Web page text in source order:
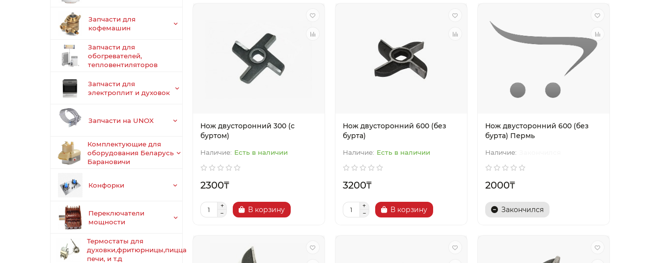
Запчасти для
кофемашин
Запчасти для
обогревателей,
тепловентиляторов
Запчасти для
электроплит и духовок
Запчасти на UNOX
Комплектующие для
оборудования Беларусь
Барановичи
Конфорки
Переключатели
мощности
Термостаты для
духовки,фритюрницы,пицца
печи, и т.д
Нож двусторонний 300 (с
буртом)
Есть в наличии
2300₸
В корзину
Нож двусторонний 600 (без
бурта)
Есть в наличии
3200₸
В корзину
Нож двусторонний 600 (без
бурта) Пермь
2000₸
Закончился